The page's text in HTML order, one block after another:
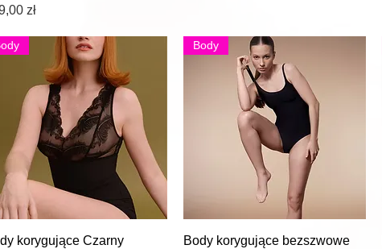
zł
Podgląd
korygujące Czarny
Podgląd
Body
Body korygujące bezszwowe